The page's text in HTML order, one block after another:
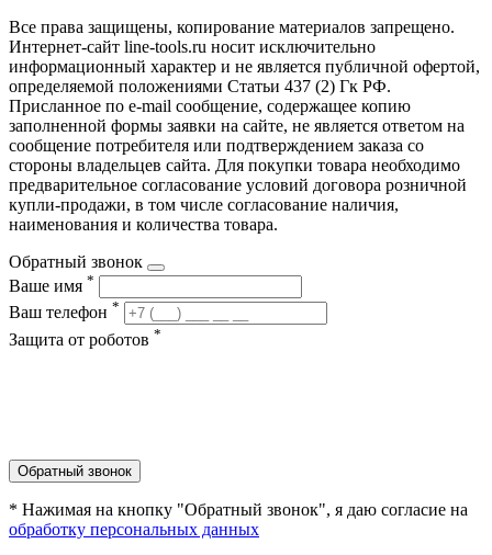
Все права защищены, копирование материалов запрещено.
Интернет-сайт line-tools.ru носит исключительно
информационный характер и не является публичной офертой,
определяемой положениями Статьи 437 (2) Гк РФ.
Присланное по e-mail сообщение, содержащее копию
заполненной формы заявки на сайте, не является ответом на
сообщение потребителя или подтверждением заказа со
стороны владельцев сайта. Для покупки товара необходимо
предварительное согласование условий договора розничной
купли-продажи, в том числе согласование наличия,
наименования и количества товара.
Обратный звонок
Ваше имя *
Ваш телефон *
Защита от роботов *
Обратный звонок
* Нажимая на кнопку "Обратный звонок", я даю согласие на
обработку персональных данных